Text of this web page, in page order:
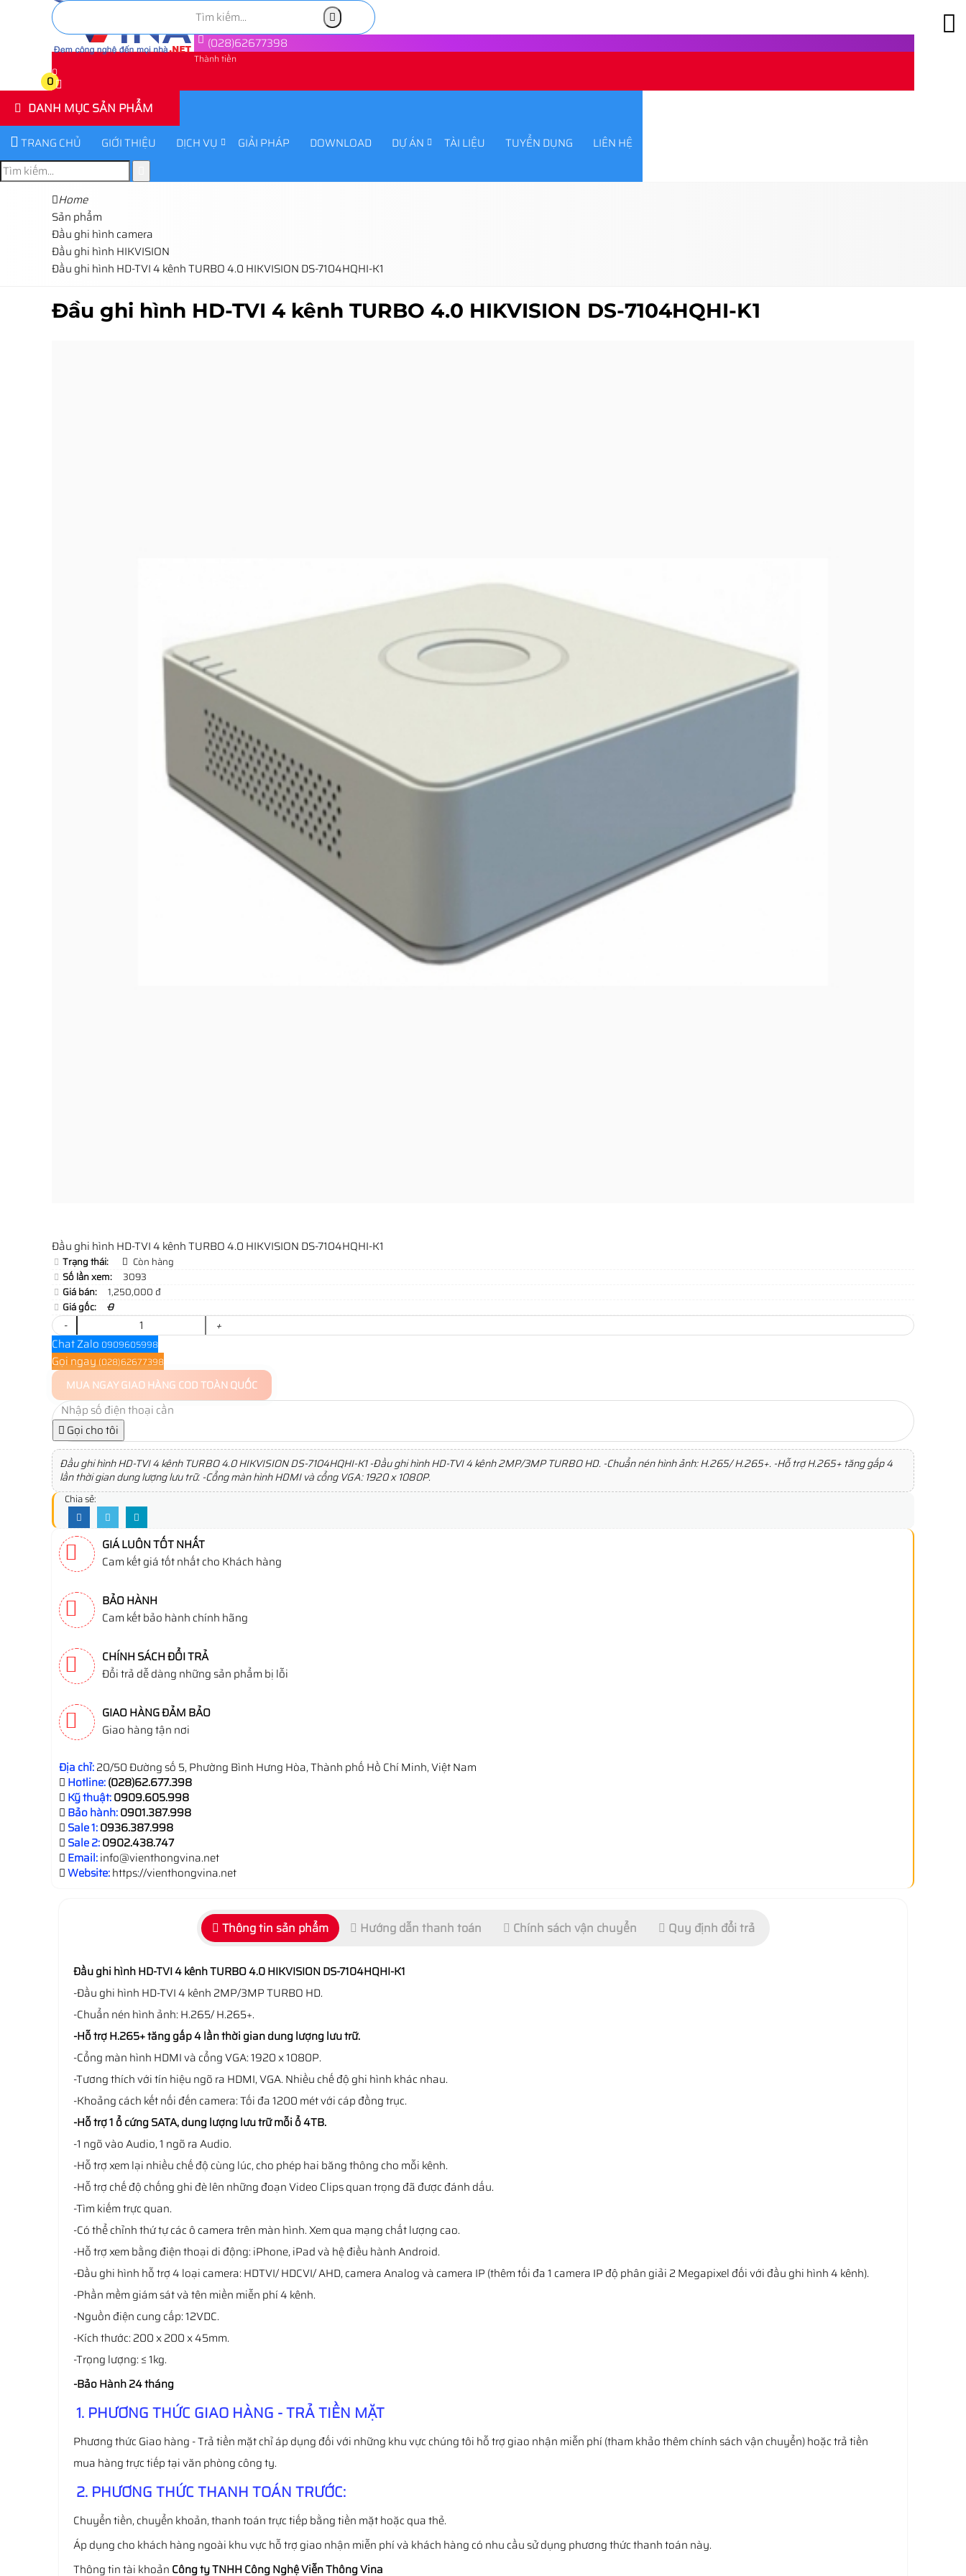
(028)62677398
Thành tiền
0
0
DANH MỤC SẢN PHẨM
TRANG CHỦ GIỚI THIỆU DỊCH VỤ GIẢI PHÁP DOWNLOAD DỰ ÁN TÀI LIỆU TUYỂN DỤNG LIÊN HỆ
Home
Sản phẩm
Đầu ghi hình camera
Đầu ghi hình HIKVISION
Đầu ghi hình HD-TVI 4 kênh TURBO 4.0 HIKVISION DS-7104HQHI-K1
Đầu ghi hình HD-TVI 4 kênh TURBO 4.0 HIKVISION DS-7104HQHI-K1
Đầu ghi hình HD-TVI 4 kênh TURBO 4.0 HIKVISION DS-7104HQHI-K1
Trạng thái:
Còn hàng
Số lần xem:
3093
Giá bán:
1,250,000 đ
Giá gốc:
0
-
+
Chat Zalo 0909605998
Gọi ngay(028)62677398
MUA NGAYGIAO HÀNG COD TOÀN QUỐC
Gọi cho tôi
Đầu ghi hình HD-TVI 4 kênh TURBO 4.0 HIKVISION DS-7104HQHI-K1 -Đầu ghi hình HD-TVI 4 kênh 2MP/3MP TURBO HD. -Chuẩn nén hình ảnh: H.265/ H.265+. -Hỗ trợ H.265+ tăng gấp 4
lần thời gian dung lượng lưu trữ. -Cổng màn hình HDMI và cổng VGA: 1920 x 1080P.
Chia sẻ:
GIÁ LUÔN TỐT NHẤT
Cam kết giá tốt nhất cho Khách hàng
BẢO HÀNH
Cam kết bảo hành chính hãng
CHÍNH SÁCH ĐỔI TRẢ
Đổi trả dễ dàng những sản phẩm bị lỗi
GIAO HÀNG ĐẢM BẢO
Giao hàng tận nơi
Địa chỉ:20/50 Đường số 5, Phường Bình Hưng Hòa, Thành phố Hồ Chí Minh, Việt Nam
Hotline:(028)62.677.398
Kỹ thuật:0909.605.998
Bảo hành:0901.387.998
Sale 1:0936.387.998
Sale 2:0902.438.747
Email:info@vienthongvina.net
Website:https://vienthongvina.net
Thông tin sản phẩm Hướng dẫn thanh toán Chính sách vận chuyển Quy định đổi trả
Đầu ghi hình HD-TVI 4 kênh TURBO 4.0 HIKVISION DS-7104HQHI-K1
-Đầu ghi hình HD-TVI 4 kênh 2MP/3MP TURBO HD.
-Chuẩn nén hình ảnh: H.265/ H.265+.
-Hỗ trợ H.265+ tăng gấp 4 lần thời gian dung lượng lưu trữ.
-Cổng màn hình HDMI và cổng VGA: 1920 x 1080P.
-Tương thích với tín hiệu ngõ ra HDMI, VGA. Nhiều chế độ ghi hình khác nhau.
-Khoảng cách kết nối đến camera: Tối đa 1200 mét với cáp đồng trục.
-Hỗ trợ 1 ổ cứng SATA, dung lượng lưu trữ mỗi ổ 4TB.
-1 ngõ vào Audio, 1 ngõ ra Audio.
-Hỗ trợ xem lại nhiều chế độ cùng lúc, cho phép hai băng thông cho mỗi kênh.
-Hỗ trợ chế độ chống ghi đè lên những đoạn Video Clips quan trọng đã được đánh dấu.
-Tìm kiếm trực quan.
-Có thể chỉnh thứ tự các ô camera trên màn hình. Xem qua mạng chất lượng cao.
-Hỗ trợ xem bằng điện thoại di động: iPhone, iPad và hệ điều hành Android.
-Đầu ghi hình hỗ trợ 4 loại camera: HDTVI/ HDCVI/ AHD, camera Analog và camera IP (thêm tối đa 1 camera IP độ phân giải 2 Megapixel đối với đầu ghi hình 4 kênh).
-Phần mềm giám sát và tên miền miễn phí 4 kênh.
-Nguồn điện cung cấp: 12VDC.
-Kích thước: 200 x 200 x 45mm.
-Trọng lượng: ≤ 1kg.
-Bảo Hành 24 tháng
1. PHƯƠNG THỨC GIAO HÀNG - TRẢ TIỀN MẶT
Phương thức Giao hàng - Trả tiền mặt chỉ áp dụng đối với những khu vực chúng tôi hỗ trợ giao nhận miễn phí (tham khảo thêm chính sách vận chuyển) hoặc trả tiền
mua hàng trực tiếp tại văn phòng công ty.
2. PHƯƠNG THỨC THANH TOÁN TRƯỚC:
Chuyển tiền, chuyển khoản, thanh toán trực tiếp bằng tiền mặt hoặc qua thẻ.
Áp dụng cho khách hàng ngoài khu vực hỗ trợ giao nhận miễn phí và khách hàng có nhu cầu sử dụng phương thức thanh toán này.
Thông tin tài khoản Công ty TNHH Công Nghệ Viễn Thông Vina